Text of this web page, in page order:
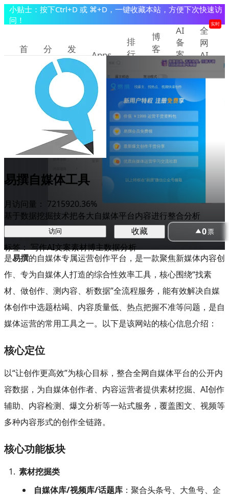
小贴士：按下Ctrl+D 或 ⌘+D，一键收藏本站，方便下次快速访
问！
首
分
类
发
现
Apps
排
行
博
客
程
AI
备
案
查
询
全
网
AI
快
讯
实时
提交/推广产品 登录
易撰自媒体工具
月访问量： 7215920.36%
基于数据挖掘技术把各大自媒体平台内容进行整合分析
访问 收藏 0票
标签：写作AI文案素材博主数据分析
是易撰的自媒体专属运营创作平台，是一款聚焦新媒体内容创
作、专为自媒体人打造的综合性效率工具，核心围绕“找素
材、做创作、测内容、析数据”全流程服务，能有效解决自媒
体创作中选题枯竭、内容质量低、热点把握不准等问题，是自
媒体运营的常用工具之一。以下是该网站的核心信息介绍：
核心定位
以“让创作更高效”为核心目标，整合全网自媒体平台的公开内
容数据，为自媒体创作者、内容运营者提供素材挖掘、AI创作
辅助、内容检测、爆文分析等一站式服务，覆盖图文、视频等
多种内容形式的创作全链路。
核心功能板块
素材挖掘类
自媒体库/视频库/话题库：聚合头条号、大鱼号、企